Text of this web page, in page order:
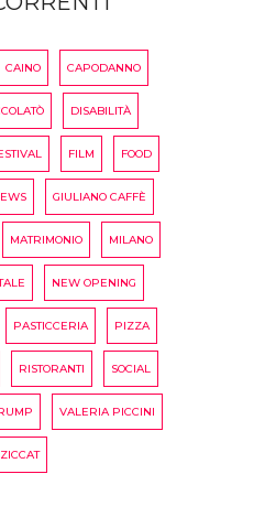
CAINO CAPODANNO
DISABILITÀ
FILM FOOD
GIULIANO CAFFÈ
MATRIMONIO MILANO
NEW OPENING
PASTICCERIA PIZZA
RISTORANTI SOCIAL
VALERIA PICCINI
ZICCAT